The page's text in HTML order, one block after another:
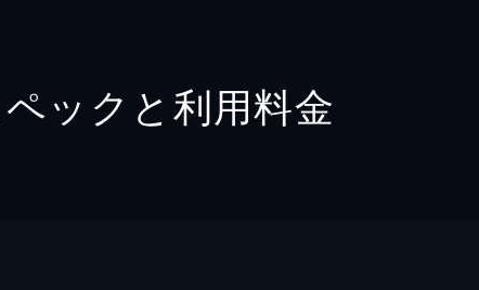
ックと利用料金